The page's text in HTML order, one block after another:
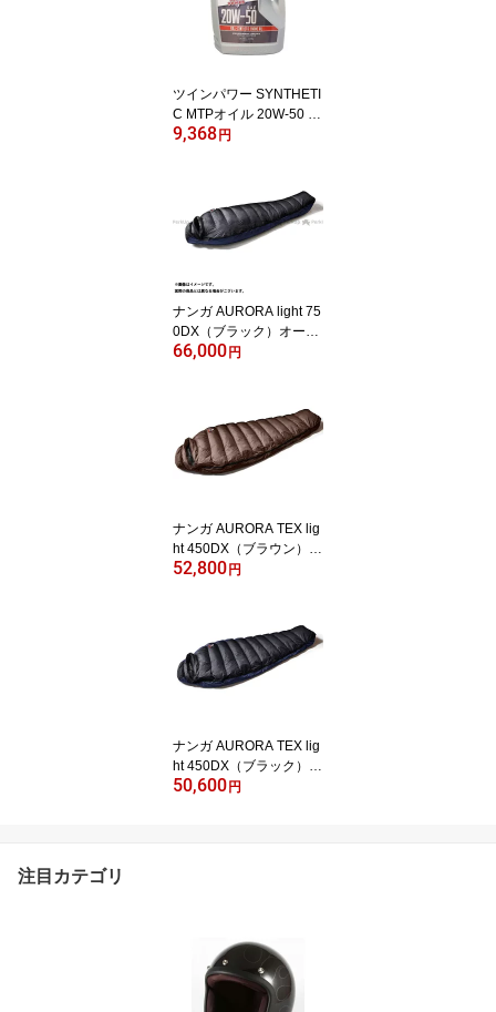
ツインパワー SYNTHETI
C MTPオイル 20W-50 1
ガロン エボリューション
9,368円
ナンガ AURORA light 75
0DX（ブラック）オーロ
ラライト N17DBK13
66,000円
ナンガ AURORA TEX lig
ht 450DX（ブラウン）オ
ーロラテックスライト
団の代わりに N0001234
52,800円
ナンガ AURORA TEX lig
ht 450DX（ブラック）オ
ーロラテックスライト N
50,600円
注目カテゴリ